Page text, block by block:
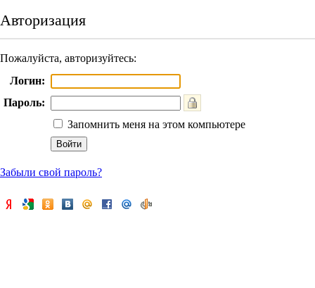
Авторизация
Пожалуйста, авторизуйтесь:
Логин:
Пароль:
Запомнить меня на этом компьютере
Забыли свой пароль?